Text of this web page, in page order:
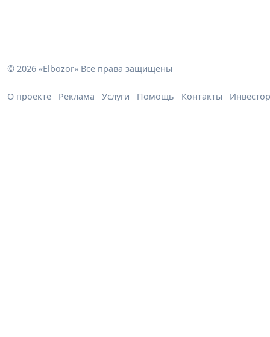
© 2026 «Elbozor» Все права защищены
О проекте Реклама Услуги Помощь Контакты